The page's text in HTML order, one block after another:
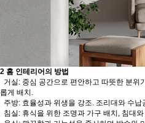
2 홈 인테리어의 방법
거실: 중심 공간으로 편안하고 따뜻한 분위
롭게 배치.
주방: 효율성과 위생을 강조. 조리대와 수납
침실: 휴식을 위한 조명과 가구 배치, 침대